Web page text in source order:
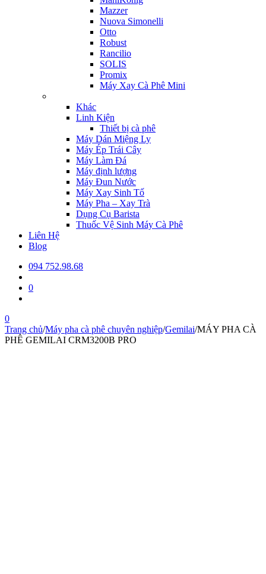
Mazzer
Nuova Simonelli
Otto
Robust
Rancilio
SOLIS
Promix
Máy Xay Cà Phê Mini
Khác
Linh Kiện
Thiết bị cà phê
Máy Dán Miệng Ly
Máy Ép Trái Cây
Máy Làm Đá
Máy định lượng
Máy Đun Nước
Máy Xay Sinh Tố
Máy Pha – Xay Trà
Dụng Cụ Barista
Thuốc Vệ Sinh Máy Cà Phê
Liên Hệ
Blog
094 752.98.68
0
0
Trang chủ/Máy pha cà phê chuyên nghiệp/Gemilai/MÁY PHA CÀ
PHÊ GEMILAI CRM3200B PRO